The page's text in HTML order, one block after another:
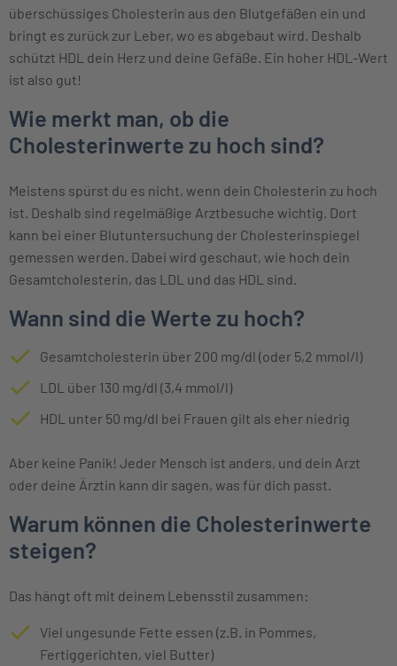
überschüssiges Cholesterin aus den Blutgefäßen ein und
bringt es zurück zur Leber, wo es abgebaut wird. Deshalb
schützt HDL dein Herz und deine Gefäße. Ein hoher HDL-Wert
ist also gut!
Wie merkt man, ob die
Cholesterinwerte zu hoch sind?
Meistens spürst du es nicht, wenn dein Cholesterin zu hoch
ist. Deshalb sind regelmäßige Arztbesuche wichtig. Dort
kann bei einer Blutuntersuchung der Cholesterinspiegel
gemessen werden. Dabei wird geschaut, wie hoch dein
Gesamtcholesterin, das LDL und das HDL sind.
Wann sind die Werte zu hoch?
Gesamtcholesterin über 200 mg/dl (oder 5,2 mmol/l)
LDL über 130 mg/dl (3,4 mmol/l)
HDL unter 50 mg/dl bei Frauen gilt als eher niedrig
Aber keine Panik! Jeder Mensch ist anders, und dein Arzt
oder deine Ärztin kann dir sagen, was für dich passt.
Warum können die Cholesterinwerte
steigen?
Das hängt oft mit deinem Lebensstil zusammen:
Viel ungesunde Fette essen (z.B. in Pommes,
Fertiggerichten, viel Butter)